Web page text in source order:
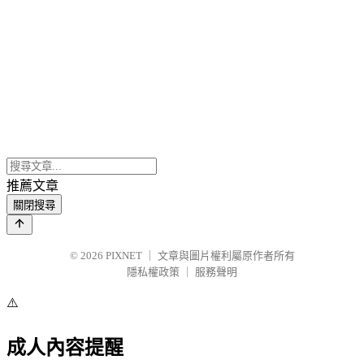
推薦文章
關閉搜尋
© 2026 PIXNET
文章與圖片權利屬原作者所有
隱私權政策
服務聲明
⚠️
成人內容提醒